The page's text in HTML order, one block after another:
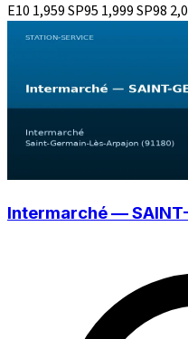
E10 1,959SP95 1,999SP98
Intermarché — SAINT-